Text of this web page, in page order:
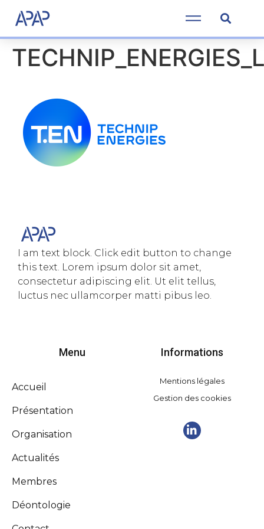
I am text block. Click edit button to change
this text. Lorem ipsum dolor sit amet,
consectetur adipiscing elit. Ut elit tellus,
luctus nec ullamcorper matti pibus leo.
Menu
Accueil
Présentation
Organisation
Actualités
Membres
Déontologie
Informations
Mentions légales
Gestion des cookies